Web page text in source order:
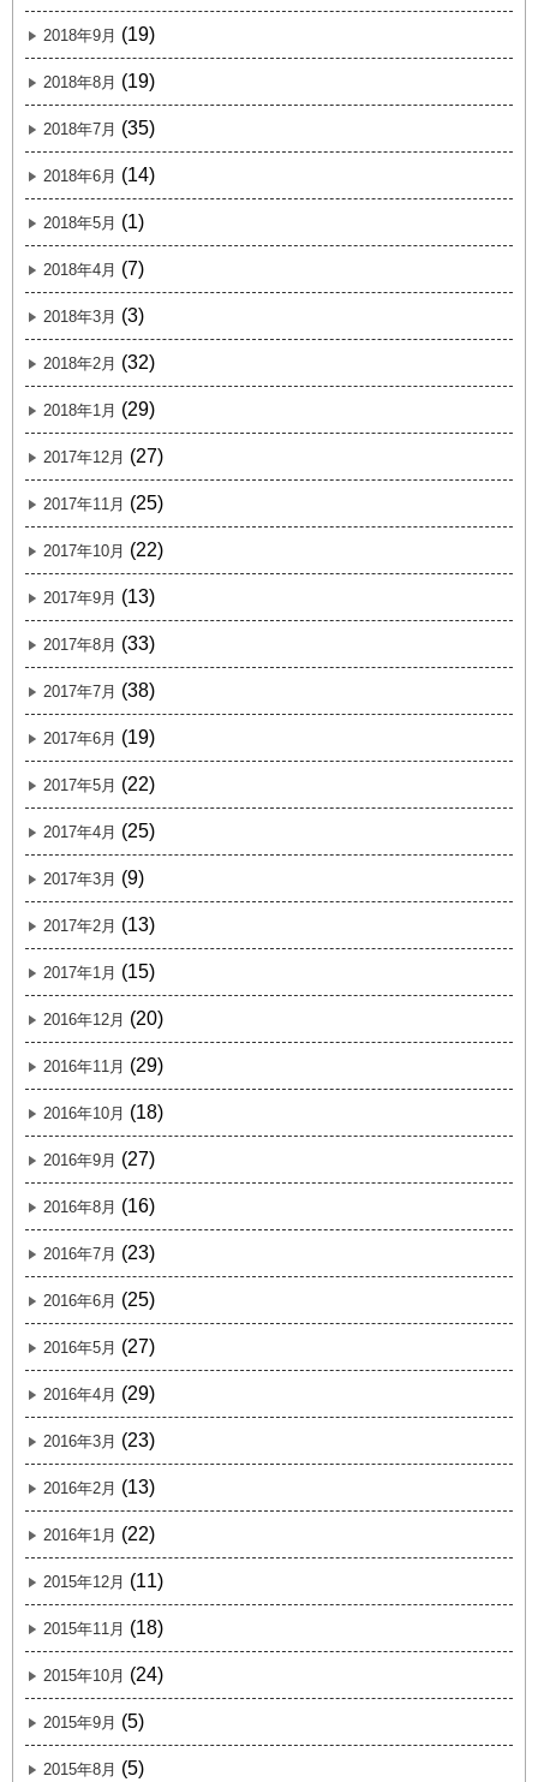
2018年9月 (19)
2018年8月 (19)
2018年7月 (35)
2018年6月 (14)
2018年5月 (1)
2018年4月 (7)
2018年3月 (3)
2018年2月 (32)
2018年1月 (29)
2017年12月 (27)
2017年11月 (25)
2017年10月 (22)
2017年9月 (13)
2017年8月 (33)
2017年7月 (38)
2017年6月 (19)
2017年5月 (22)
2017年4月 (25)
2017年3月 (9)
2017年2月 (13)
2017年1月 (15)
2016年12月 (20)
2016年11月 (29)
2016年10月 (18)
2016年9月 (27)
2016年8月 (16)
2016年7月 (23)
2016年6月 (25)
2016年5月 (27)
2016年4月 (29)
2016年3月 (23)
2016年2月 (13)
2016年1月 (22)
2015年12月 (11)
2015年11月 (18)
2015年10月 (24)
2015年9月 (5)
2015年8月 (5)